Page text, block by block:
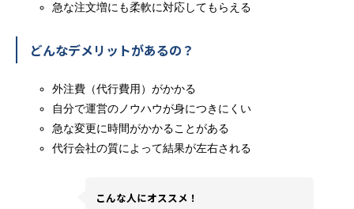
急な注文増にも柔軟に対応してもらえる
どんなデメリットがあるの？
外注費（代行費用）がかかる
自分で運営のノウハウが身につきにくい
急な変更に時間がかかることがある
代行会社の質によって結果が左右される
こんな人にオススメ！